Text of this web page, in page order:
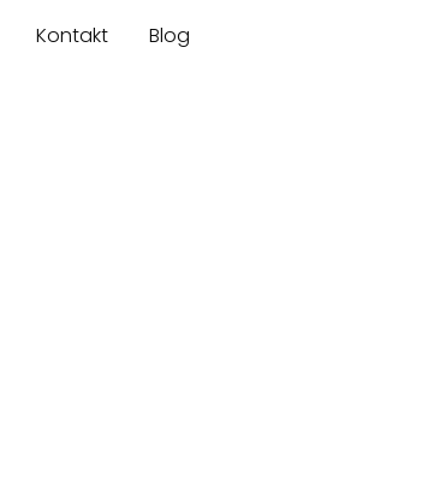
Kontakt Blog